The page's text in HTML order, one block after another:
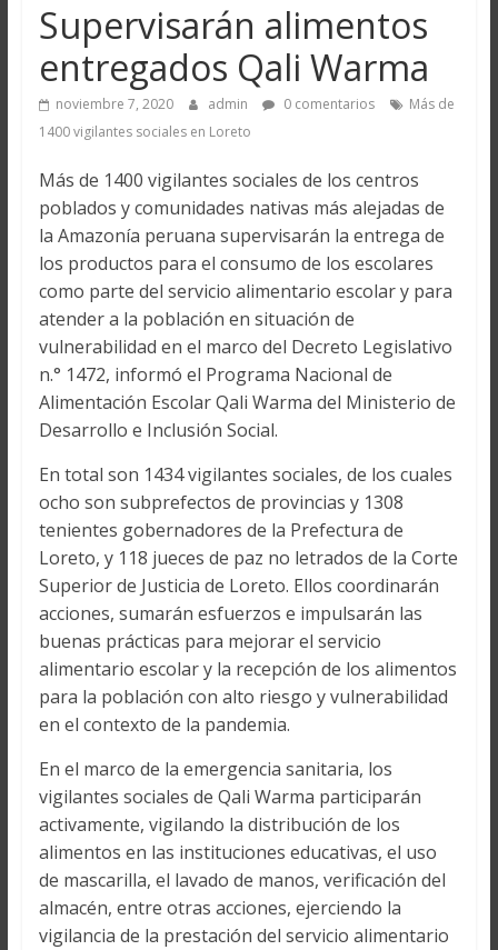
Supervisarán alimentos
entregados Qali Warma
noviembre 7, 2020 admin 0 comentarios
Más de
1400 vigilantes sociales en Loreto
Más de 1400 vigilantes sociales de los centros
poblados y comunidades nativas más alejadas de
la Amazonía peruana supervisarán la entrega de
los productos para el consumo de los escolares
como parte del servicio alimentario escolar y para
atender a la población en situación de
vulnerabilidad en el marco del Decreto Legislativo
n.° 1472, informó el Programa Nacional de
Alimentación Escolar Qali Warma del Ministerio de
Desarrollo e Inclusión Social.
En total son 1434 vigilantes sociales, de los cuales
ocho son subprefectos de provincias y 1308
tenientes gobernadores de la Prefectura de
Loreto, y 118 jueces de paz no letrados de la Corte
Superior de Justicia de Loreto. Ellos coordinarán
acciones, sumarán esfuerzos e impulsarán las
buenas prácticas para mejorar el servicio
alimentario escolar y la recepción de los alimentos
para la población con alto riesgo y vulnerabilidad
en el contexto de la pandemia.
En el marco de la emergencia sanitaria, los
vigilantes sociales de Qali Warma participarán
activamente, vigilando la distribución de los
alimentos en las instituciones educativas, el uso
de mascarilla, el lavado de manos, verificación del
almacén, entre otras acciones, ejerciendo la
vigilancia de la prestación del servicio alimentario